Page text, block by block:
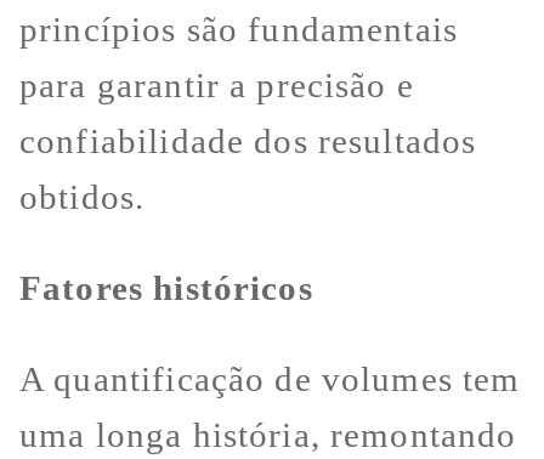
princípios são fundamentais
para garantir a precisão e
confiabilidade dos resultados
obtidos.
Fatores históricos
A quantificação de volumes tem
uma longa história, remontando